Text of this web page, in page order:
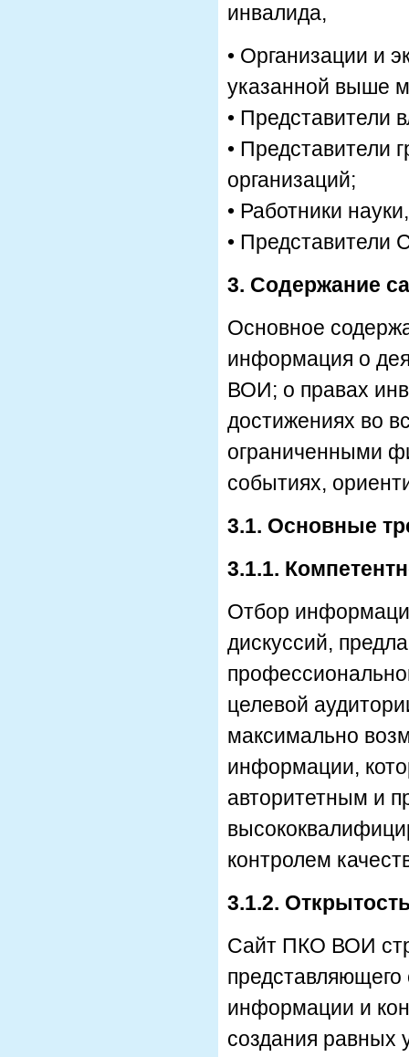
инвалида,
• Организации и
указанной выше
• Представители
• Представители
организаций;
• Работники
• Представители
3. Содержание
Основное
информация о
ВОИ; о правах
достижениях во
ограниченными
событиях,
3.1. Основные
3.1.1.
Отбор
дискуссий,
целевой
максимально
информации,
авторитетным и
контролем
3.1.2.
Сайт ПКО ВОИ
информации и
создания равных